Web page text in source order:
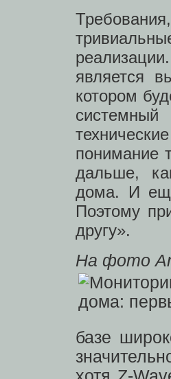
является
котором
понимание
дальше,
дома. И
Поэтому
другу».
На фото
базе